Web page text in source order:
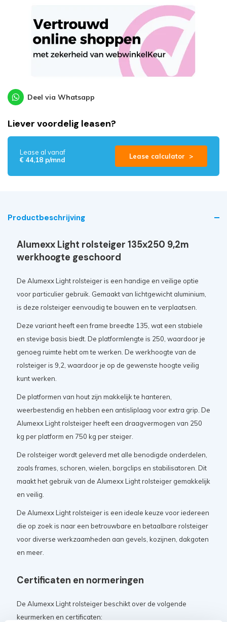
Deel via Whatsapp
Liever voordelig leasen?
Lease al vanaf
€ 44,18 p/mnd
Lease calculator >
Productbeschrijving
Alumexx Light rolsteiger 135x250 9,2m
werkhoogte geschoord
De Alumexx Light rolsteiger is een handige en veilige optie
voor particulier gebruik. Gemaakt van lichtgewicht aluminium,
is deze rolsteiger eenvoudig te bouwen en te verplaatsen.
Deze variant heeft een frame breedte 135, wat een stabiele
en stevige basis biedt. De platformlengte is 250, waardoor je
genoeg ruimte hebt om te werken. De werkhoogte van de
rolsteiger is 9,2, waardoor je op de gewenste hoogte veilig
kunt werken.
De platformen van hout zijn makkelijk te hanteren,
weerbestendig en hebben een antisliplaag voor extra grip. De
Alumexx Light rolsteiger heeft een draagvermogen van 250
kg per platform en 750 kg per steiger.
De rolsteiger wordt geleverd met alle benodigde onderdelen,
zoals frames, schoren, wielen, borgclips en stabilisatoren. Dit
maakt het gebruik van de Alumexx Light rolsteiger gemakkelijk
en veilig.
De Alumexx Light rolsteiger is een ideale keuze voor iedereen
die op zoek is naar een betrouwbare en betaalbare rolsteiger
voor diverse werkzaamheden aan gevels, kozijnen, dakgoten
en meer.
Certificaten en normeringen
De Alumexx Light rolsteiger beschikt over de volgende
keurmerken en certificaten: